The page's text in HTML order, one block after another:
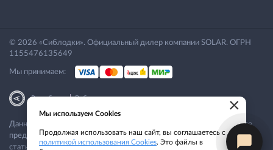
© 2026 «Сиблодки». Официальный дилер компании SOLAR. ОГРН
1155476135649
Мы принимаем:
Разработка|Веб-аналитика
Данный сайт носит исключительно информационный характер. Все
представленные предложения не являются офертой, определяемой
статьей 437 ГК РФ.
×
Мы используем Cookies
Продолжая использовать наш сайт, вы соглашаетесь с
политикой использования Cookies. Это файлы в